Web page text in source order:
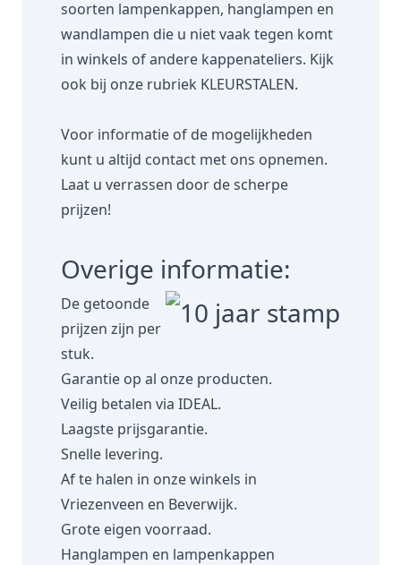
soorten lampenkappen, hanglampen en
wandlampen die u niet vaak tegen komt
in winkels of andere kappenateliers. Kijk
ook bij onze rubriek KLEURSTALEN.
Voor informatie of de mogelijkheden
kunt u altijd contact met ons opnemen.
Laat u verrassen door de scherpe
prijzen!
Overige informatie:
De getoonde
prijzen zijn per
stuk.
Garantie op al onze producten.
Veilig betalen via IDEAL.
Laagste prijsgarantie.
Snelle levering.
Af te halen in onze winkels in
Vriezenveen en Beverwijk.
Grote eigen voorraad.
Hanglampen en lampenkappen